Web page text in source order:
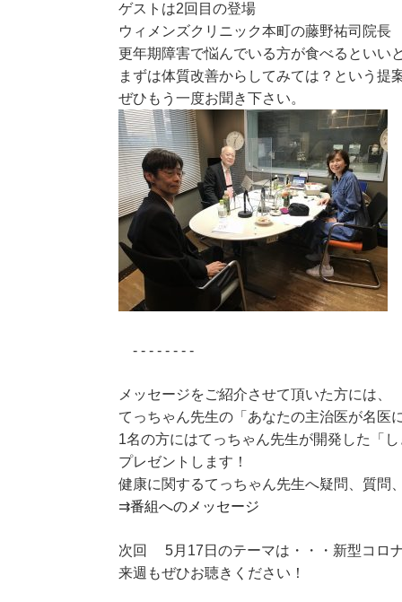
ゲストは2回目の登場
ウィメンズクリニック本町の藤野祐司院長
更年期障害で悩んでいる方が食べるといい
まずは体質改善からしてみては？という提
ぜひもう一度お聞き下さい。
- - - - - - - -
メッセージをご紹介させて頂いた方には、
てっちゃん先生の「あなたの主治医が名医
1名の方にはてっちゃん先生が開発した「
プレゼントします！
健康に関するてっちゃん先生へ疑問、質問
⇉番組へのメッセージ
次回 5月17日のテーマは・・・新型コロ
来週もぜひお聴きください！